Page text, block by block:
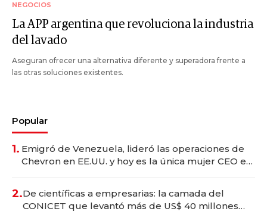
NEGOCIOS
La APP argentina que revoluciona la industria
del lavado
Aseguran ofrecer una alternativa diferente y superadora frente a
las otras soluciones existentes.
Popular
1. Emigró de Venezuela, lideró las operaciones de
Chevron en EE.UU. y hoy es la única mujer CEO en
2.De científicas a empresarias: la camada del
CONICET que levantó más de US$ 40 millones